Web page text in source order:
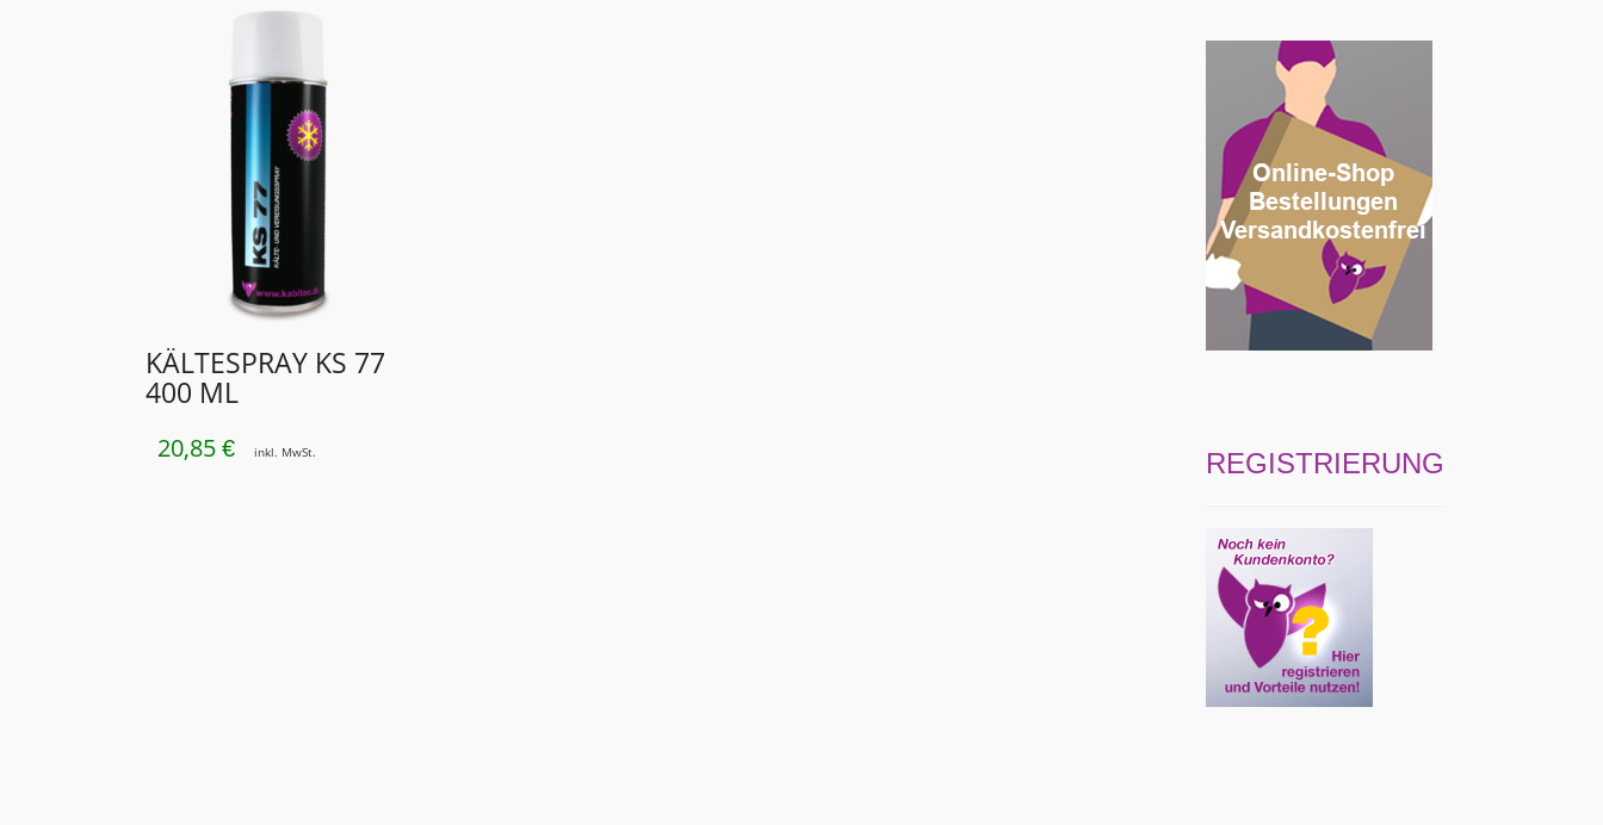
KÄLTESPRAY KS 77
400 ML
20,85 € inkl. MwSt. REGISTRIERUNG